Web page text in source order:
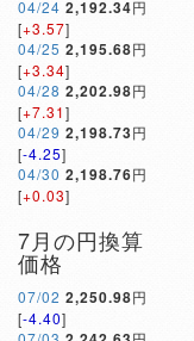
04/24 2,192.34円
[+3.57]
04/25 2,195.68円
[+3.34]
04/28 2,202.98円
[+7.31]
04/29 2,198.73円
[-4.25]
04/30 2,198.76円
[+0.03]
7月の円換算
価格
07/02 2,250.98円
[-4.40]